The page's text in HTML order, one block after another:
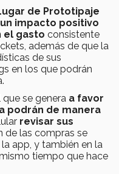
de Prototipaje
impacto positivo
el gasto consistente
además de que la
de sus
en los que podrán
se genera a favor
podrán de manera
revisar sus
de las compras se
app, y también en la
tiempo que hace